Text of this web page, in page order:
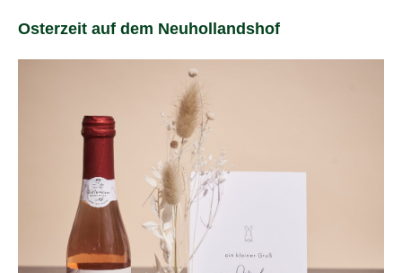
Osterzeit auf dem Neuhollandshof